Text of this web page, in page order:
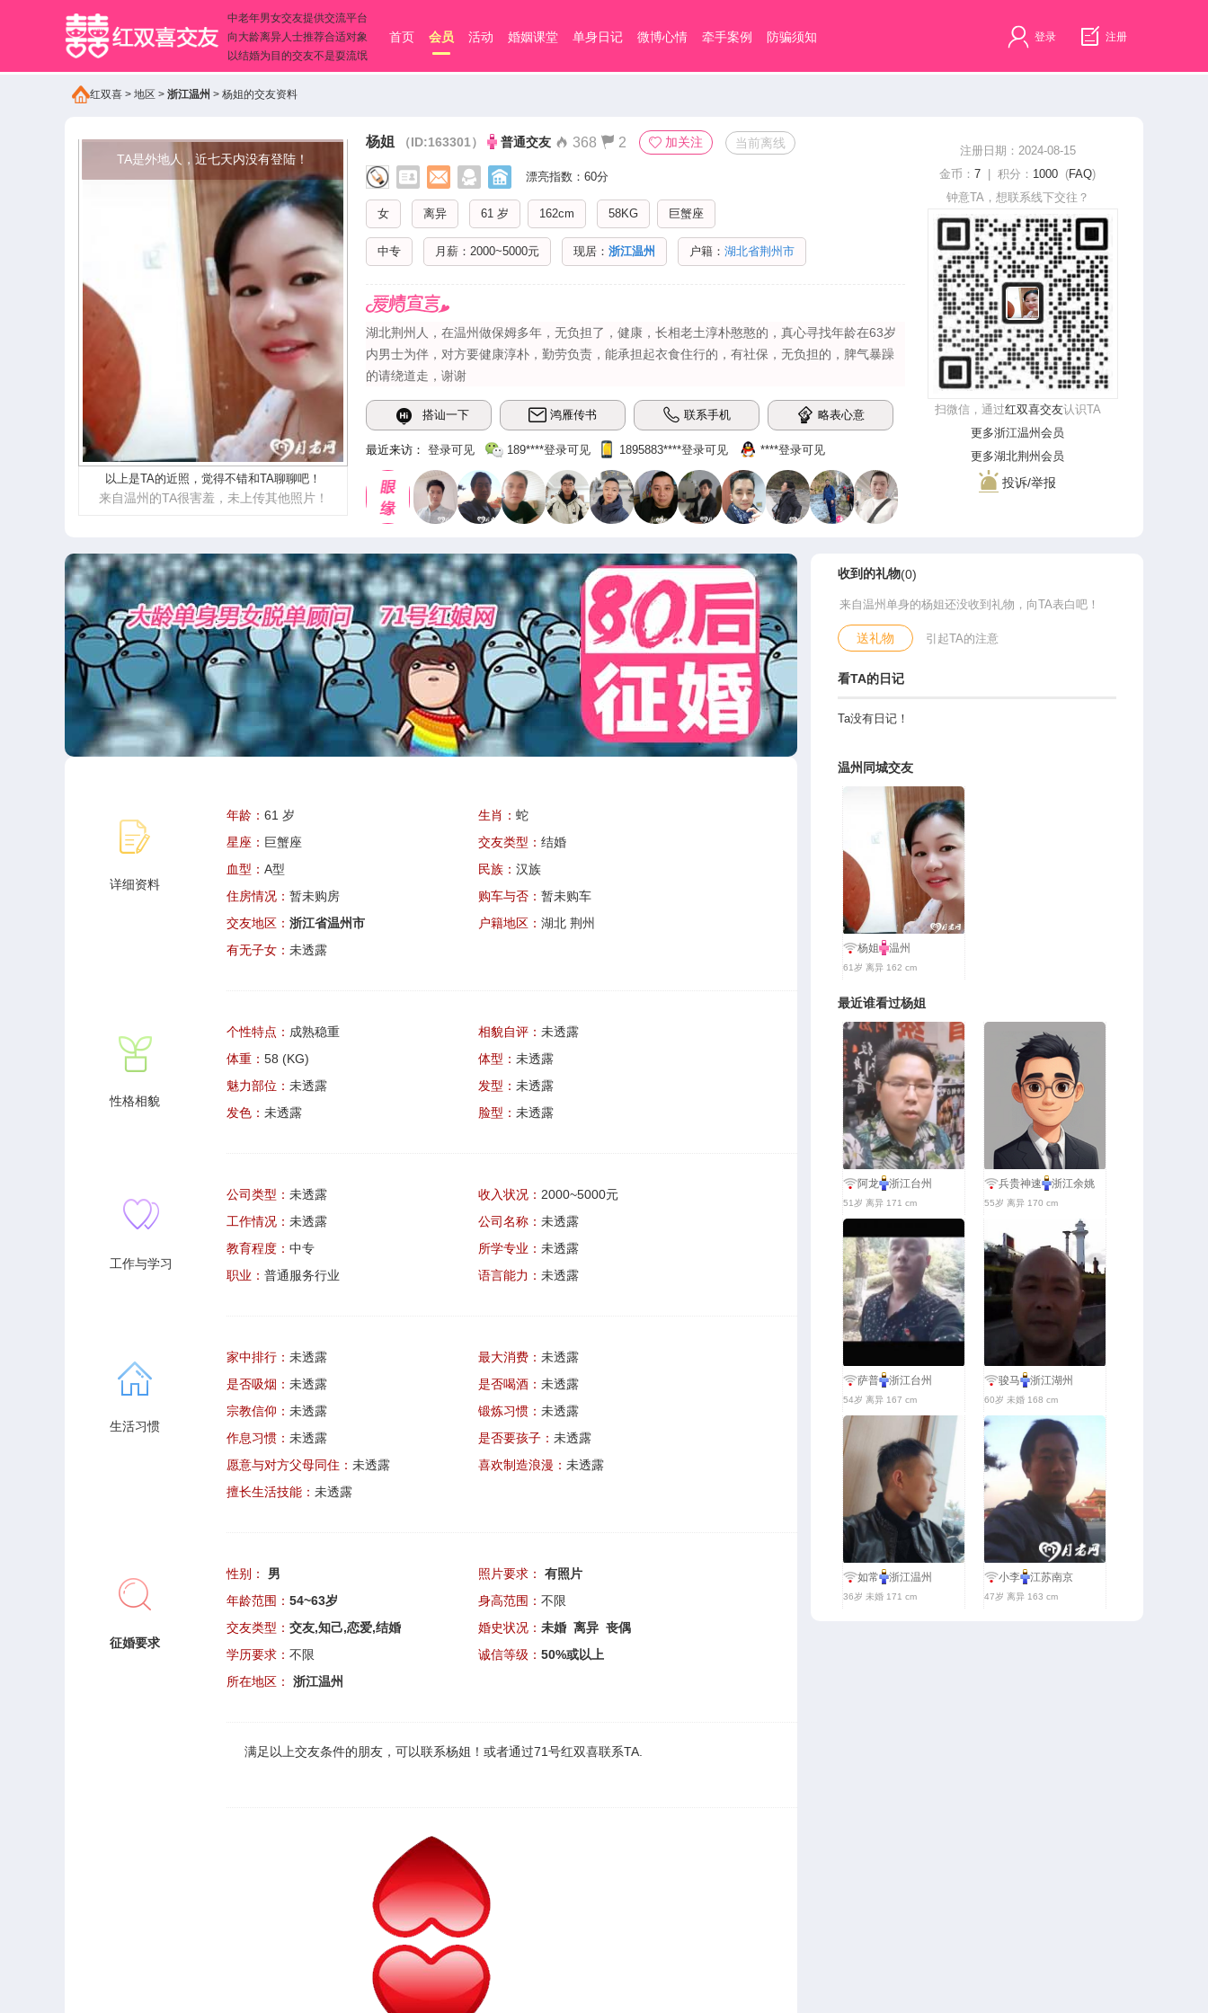
中老年男女交友提供交流平台
向大龄离异人士推荐合适对象
以结婚为目的交友不是耍流氓
首页 会员 活动 婚姻课堂 单身日记 微博心情 牵手案例 防骗须知 登录 注册
红双喜 > 地区 > 浙江温州 > 杨姐的交友资料
TA是外地人，近七天内没有登陆！
以上是TA的近照，觉得不错和TA聊聊吧！
来自温州的TA很害羞，未上传其他照片！
杨姐 （ID:163301） 普通交友 368 2 加关注 当前离线
漂亮指数：60分
女 离异 61 岁 162cm 58KG 巨蟹座
中专 月薪：2000~5000元 现居： 浙江温州 户籍： 湖北省荆州市
湖北荆州人，在温州做保姆多年，无负担了，健康，​‌‌长相老土淳朴憨憨的，真心寻找年龄在63岁
内男士为伴，对方要健康淳朴，勤劳负责，能承担起衣食住行的，有社保，无负担的，脾气暴躁
的请绕道走，谢谢
搭讪一下 鸿雁传书 联系手机 略表心意
最近来访： 登录可见 189‌****登录可见 1895883‌****‌登录可见 ‌****‌登录可见
注册日期：2024-08-15
金币： 7 | 积分： 1000 (FAQ)
钟意TA，想联系线下交往？
扫微信，通过红双喜交友认识TA
更多浙江温州会员
更多湖北荆州会员
投诉/举报
详细资料
年龄： 61 岁 生肖： 蛇
星座： 巨蟹座 交友类型： 结婚
血型： A型 民族： 汉族
住房情况： 暂未购房 购车与否： 暂未购车
交友地区： 浙江省温州市 户籍地区： 湖北 荆州
有无子女： 未透露
性格相貌
个性特点： 成熟稳重 相貌自评： 未透露
体重： 58 (KG) 体型： 未透露
魅力部位： 未透露 发型： 未透露
发色： 未透露 脸型： 未透露
工作与学习
公司类型： 未透露 收入状况： 2000~5000元
工作情况： 未透露 公司名称： 未透露
教育程度： 中专 所学专业： 未透露
职业： 普通服务行业 语言能力： 未透露
生活习惯
家中排行： 未透露 最大消费： 未透露
是否吸烟： 未透露 是否喝酒： 未透露
宗教信仰： 未透露 锻炼习惯： 未透露
作息习惯： 未透露 是否要孩子： 未透露
愿意与对方父母同住： 未透露 喜欢制造浪漫： 未透露
擅长生活技能： 未透露
征婚要求
性别： 男 照片要求：
有照片
年龄范围： 54~63岁 身高范围： 不限
交友类型： 交友,知己,恋爱,结婚 婚史状况： 未婚 离异 丧偶
学历要求： 不限 诚信等级： 50%或以上
所在地区：
浙江温州
满足以上交友条件的朋友，可以联系杨姐 ！或者通过71号红双喜联系TA
收到的礼物(0)
来自温州单身的杨姐还没收到礼物，向TA表白吧！
送礼物 引起TA的注意
看TA的日记
Ta没有日记！
温州同城交友
杨姐 温州
61岁 离异 162 cm
最近谁看过杨姐
阿龙 浙江台州
51岁 离异 171 cm
兵贵神速 浙江余姚
55岁 离异 170 cm
萨普 浙江台州
54岁 离异 167 cm
骏马 浙江湖州
60岁 未婚 168 cm
如常 浙江温州
36岁 未婚 171 cm
小李 江苏南京
47岁 离异 163 cm